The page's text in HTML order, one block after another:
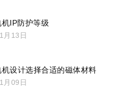
IP防护等级
月13日
设计选择合适的磁体材料
月09日